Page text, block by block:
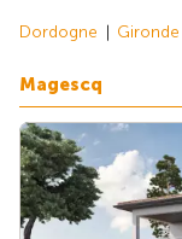
Dordogne Gironde
Magescq